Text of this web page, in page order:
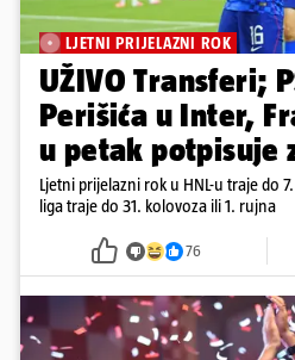
LJETNI PRIJELAZNI ROK
UŽIVO Transferi;
Perišića u Inter,
u petak potpisuje
Ljetni prijelazni rok u HNL-u traje do
liga traje do 31. kolovoza ili 1. rujna
76